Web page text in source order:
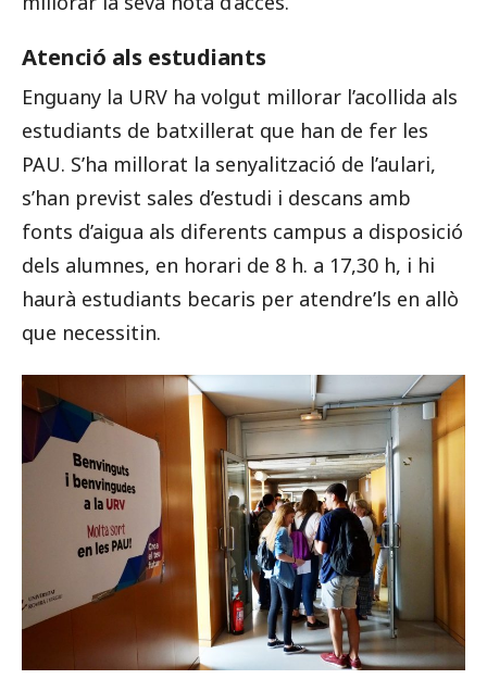
Atenció als estudiants
Enguany la URV ha volgut millorar l’acollida als
estudiants de batxillerat que han de fer les
PAU. S’ha millorat la senyalització de l’aulari,
s’han previst sales d’estudi i descans amb
fonts d’aigua als diferents campus a disposició
dels alumnes, en horari de 8 h. a 17,30 h, i hi
haurà estudiants becaris per atendre’ls en allò
que necessitin.